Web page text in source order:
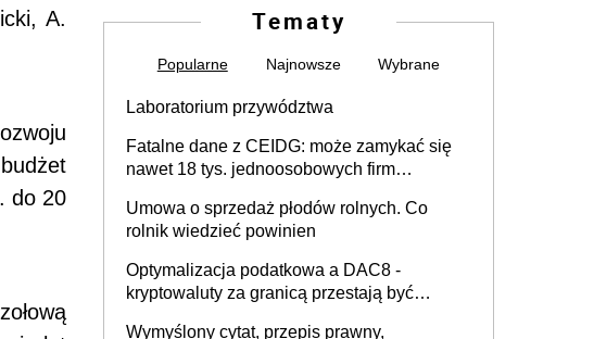
A.
do 20
Tematy
Popularne Najnowsze Wybrane
Laboratorium przywództwa
Fatalne dane z CEIDG: może zamykać się
nawet 18 tys. jednoosobowych firm
Umowa o sprzedaż płodów rolnych. Co
rolnik wiedzieć powinien
Optymalizacja podatkowa a DAC8 -
kryptowaluty za granicą przestają być
Wymyślony cytat, przepis prawny,